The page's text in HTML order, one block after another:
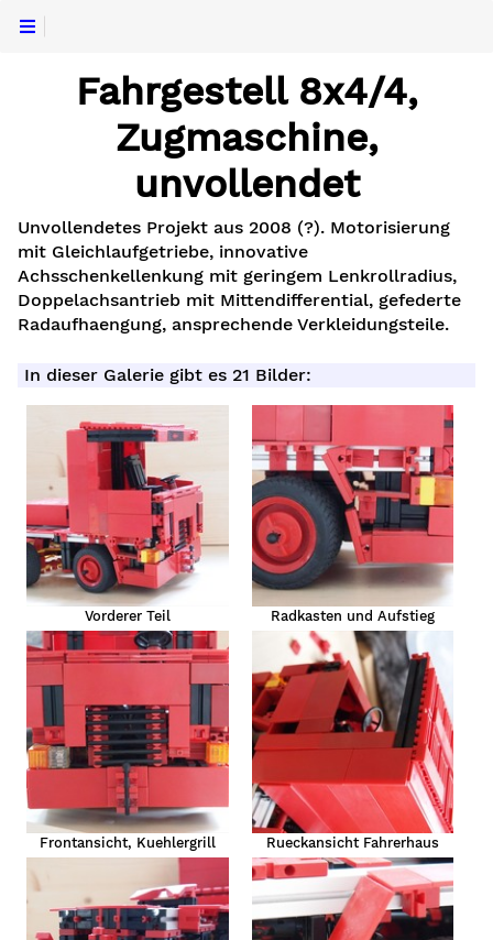
Fahrgestell 8x4/4,
Zugmaschine,
unvollendet
Unvollendetes Projekt aus 2008 (?). Motorisierung
mit Gleichlaufgetriebe, innovative
Achsschenkellenkung mit geringem Lenkrollradius,
Doppelachsantrieb mit Mittendifferential, gefederte
Radaufhaengung, ansprechende Verkleidungsteile.
In dieser Galerie gibt es 21 Bilder:
Vorderer Teil Radkasten und Aufstieg
Frontansicht, Kuehlergrill Rueckansicht Fahrerhaus